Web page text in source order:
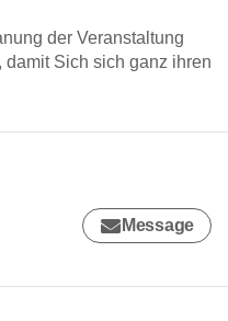
der Veranstaltung
Sich sich ganz ihren
Message